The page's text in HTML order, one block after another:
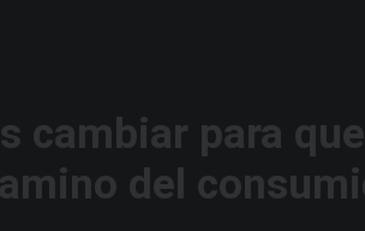
cambiar para
del